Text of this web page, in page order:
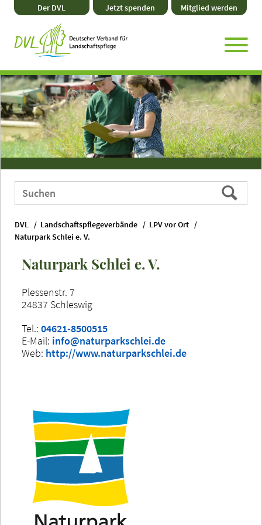
Direkt
zum
Zum
Hauptmenü
Zum
Seitenende
Zur
Website-
Der DVL Jetzt spenden Mitglied werden
Webauftritt
durchsuchen
Suchen
DVL Landschaftspflegeverbände
LPV vor Ort
Naturpark Schlei e. V.
Naturpark Schlei e. V.
Plessenstr. 7
24837 Schleswig
Tel.: 04621-8500515
E-Mail: info@naturparkschlei.de
Web: http://www.naturparkschlei.de